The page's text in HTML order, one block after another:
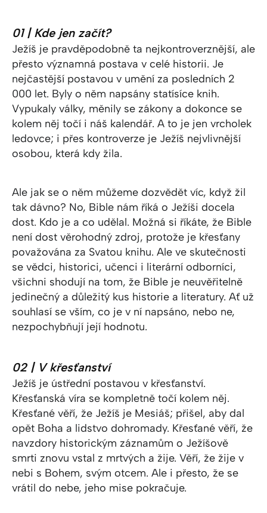
01 | Kde jen začít?
Ježíš je pravděpodobně ta nejkontroverznější, ale
přesto významná postava v celé historii. Je
nejčastější postavou v umění za posledních 2
000 let. Byly o něm napsány statísíce knih.
Vypukaly války, měnily se zákony a dokonce se
kolem něj točí i náš kalendář. A to je jen vrcholek
ledovce; i přes kontroverze je Ježíš nejvlivnější
osobou, která kdy žila.
Ale jak se o něm můžeme dozvědět víc, když žil
tak dávno? No, Bible nám říká o Ježíši docela
dost. Kdo je a co udělal. Možná si říkáte, že Bible
není dost věrohodný zdroj, protože je křesťany
považována za Svatou knihu. Ale ve skutečnosti
se vědci, historici, učenci i literární odborníci,
všichni shodují na tom, že Bible je neuvěřitelně
jedinečný a důležitý kus historie a literatury. Ať už
souhlasí se vším, co je v ní napsáno, nebo ne,
nezpochybňují její hodnotu.
02 | V křesťanství
Ježíš je ústřední postavou v křesťanství.
Křesťanská víra se kompletně točí kolem něj.
Křesťané věří, že Ježíš je Mesiáš; přišel, aby dal
opět Boha a lidstvo dohromady. Křesťané věří, že
navzdory historickým záznamům o Ježíšově
smrti znovu vstal z mrtvých a žije. Věří, že žije v
nebi s Bohem, svým otcem. Ale i přesto, že se
vrátil do nebe, jeho mise pokračuje.